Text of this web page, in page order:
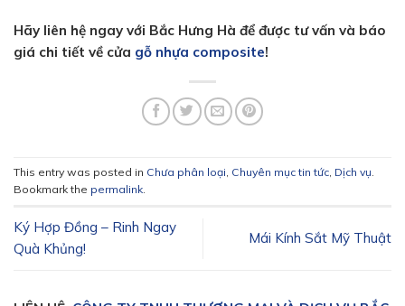
Hãy liên hệ ngay với Bắc Hưng Hà để được tư vấn và báo
giá chi tiết về cửa gỗ nhựa composite!
This entry was posted in Chưa phân loại, Chuyên mục tin tức, Dịch vụ.
Bookmark the permalink.
Ký Hợp Đồng – Rinh Ngay
Quà Khủng!
Mái Kính Sắt Mỹ Thuật